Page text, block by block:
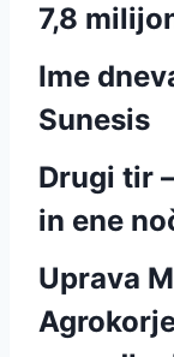
7,8
Ime
Sunesis
Drugi tir
in ene
Uprava